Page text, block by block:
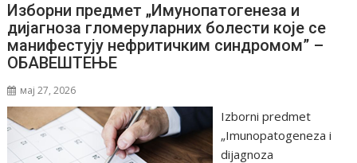
Изборни предмет „Имунопатогенеза и
дијагноза гломеруларних болести које се
манифестују нефритичким синдромом” –
ОБАВЕШТЕЊЕ
мај 27, 2026
Izborni predmet
„Imunopatogeneza i
dijagnoza